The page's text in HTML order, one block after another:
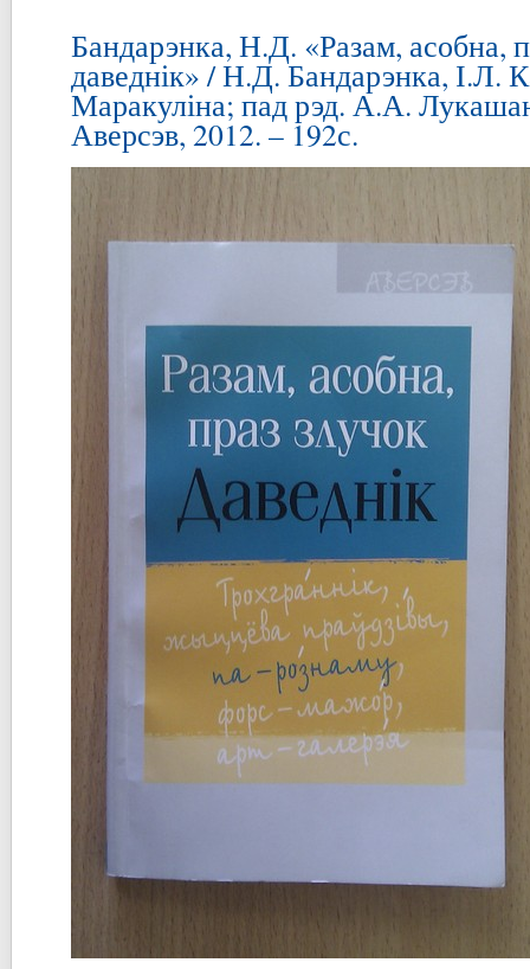
Бандарэнка, Н.Д. «Разам, асобна,
даведнік» / Н.Д. Бандарэнка, І.Л.
Маракуліна; пад рэд. А.А.
Аверсэв, 2012. – 192с.